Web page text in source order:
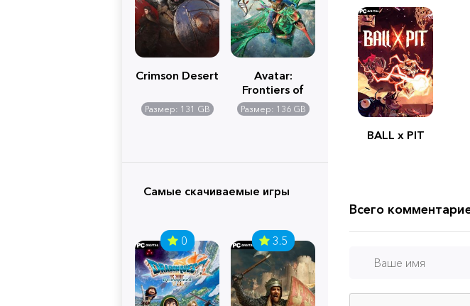
Crimson Desert
Размер: 131 GB
Avatar:
Frontiers of
Pandora
Размер: 136 GB
Самые скачиваемые игры
0 3.5
BALL x PIT
Всего